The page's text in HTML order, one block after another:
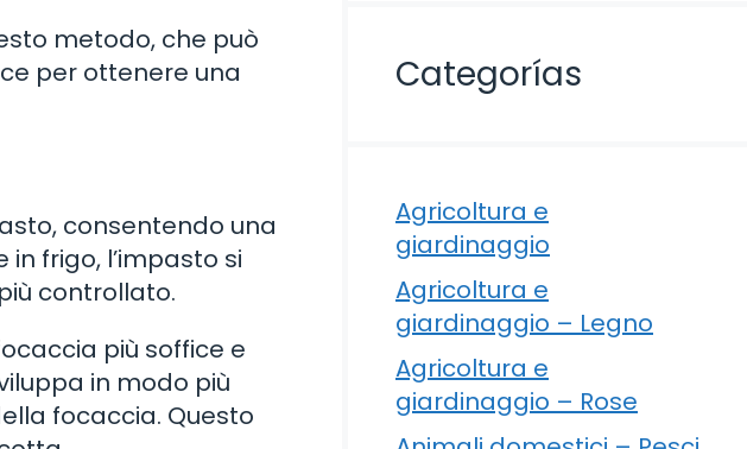
metodo, che può
per ottenere una
consentendo una
frigo, l’impasto si
controllato.
più soffice e
in modo più
focaccia. Questo
Categorías
Agricoltura e
giardinaggio
Agricoltura e
giardinaggio – Legno
Agricoltura e
giardinaggio – Rose